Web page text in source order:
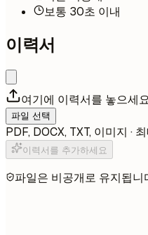
보통 30초 이내
이력서
여기에 이력서를 놓으세
파일 선택
PDF, DOCX, TXT, 이미지 ·
이력서를 추가하세요
파일은 비공개로 유지됩니